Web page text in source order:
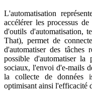
L'automatisation
accélérer les processus
d'outils d'automatisation,
That), permet de
d'automatiser des tâches
possible d'automatiser la
sociaux, l'envoi d'e-mails
la collecte de données
optimisant ainsi l'efficacité